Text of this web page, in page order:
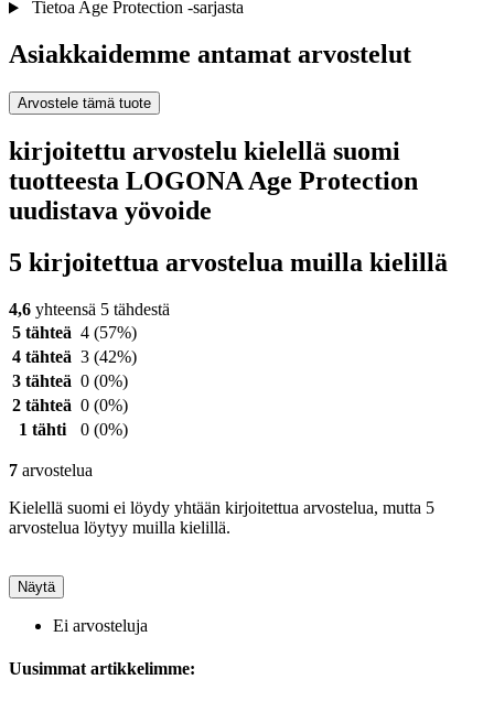
Tietoa Age Protection -sarjasta
Asiakkaidemme antamat arvostelut
Arvostele tämä tuote
kirjoitettu arvostelu kielellä suomi
tuotteesta LOGONA Age Protection
uudistava yövoide
5 kirjoitettua arvostelua muilla kielillä
4,6 yhteensä 5 tähdestä
5 tähteä 4 (57%)
4 tähteä 3 (42%)
3 tähteä 0 (0%)
2 tähteä 0 (0%)
1 tähti
0 (0%)
7 arvostelua
Kielellä suomi ei löydy yhtään kirjoitettua arvostelua, mutta 5
arvostelua löytyy muilla kielillä.
Näytä
Ei arvosteluja
Uusimmat artikkelimme: